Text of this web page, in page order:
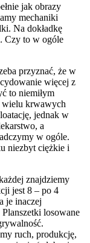
jak obrazy
mechaniki
Na dokładkę
Czy to w ogóle
przyznać, że w
więcej z
to niemiłym
wielu krwawych
jednak w
a
w ogóle.
niezbyt ciężkie i
znajdziemy
jest 8 – po 4
je inaczej
losowane
ruch, produkcję,